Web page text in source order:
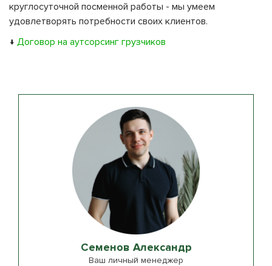
круглосуточной посменной работы - мы умеем
удовлетворять потребности своих клиентов.
↓ Договор на аутсорсинг грузчиков
Семенов Александр
Ваш личный менеджер